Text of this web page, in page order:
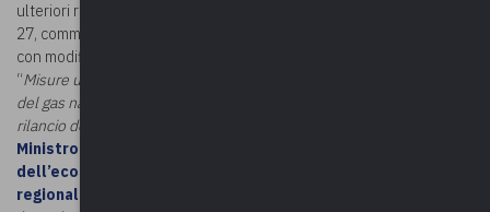
ulteriori risorse finanziarie stanziate per le finalità di cui all’articolo
27, comma 2, del decreto-legge 1° marzo 2022, n.17, convertito,
con modificazioni, dalla legge 27 aprile 2022, n. 34, recante
“Misure urgenti per il contenimento dei costi dell’energia elettrica e
del gas naturale, per lo sviluppo delle energie rinnovabili e per il
rilancio delle politiche industriali
Ministro dell’interno, di concerto con il Ministro
dell’economia e delle finanze e il Ministro per gli affari
regionali e le autonomie, del 27 settembre 2022